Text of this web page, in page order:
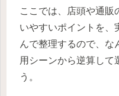
ここでは、店頭や通販
いやすいポイントを、
んで整理するので、な
用シーンから逆算して
う。